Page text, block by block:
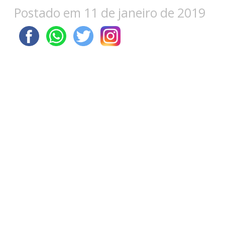
Postado em 11 de janeiro de 2019